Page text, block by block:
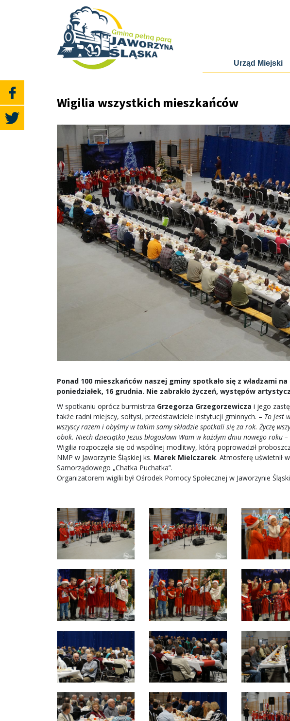
Urząd Miejski
Wigilia wszystkich mieszkańców
Ponad 100 mieszkańców naszej gminy spotkało się z władzami
poniedziałek, 16 grudnia. Nie zabrakło życzeń, występów
W spotkaniu oprócz burmistrza Grzegorza Grzegorzewicza i jego
także radni miejscy, sołtysi, przedstawiciele instytucji gminnych. – To jest
wszyscy razem i obyśmy w takim samy składzie spotkali się za rok. Życzę
obok. Niech dzieciątko Jezus błogosławi Wam w każdym dniu nowego roku –
Wigilia rozpoczęła się od wspólnej modlitwy, którą poprowadził
NMP w Jaworzynie Śląskiej ks. Marek Mielczarek. Atmosferę uświetnił
Samorządowego „Chatka Puchatka”.
Organizatorem wigilii był Ośrodek Pomocy Społecznej w Jaworzynie